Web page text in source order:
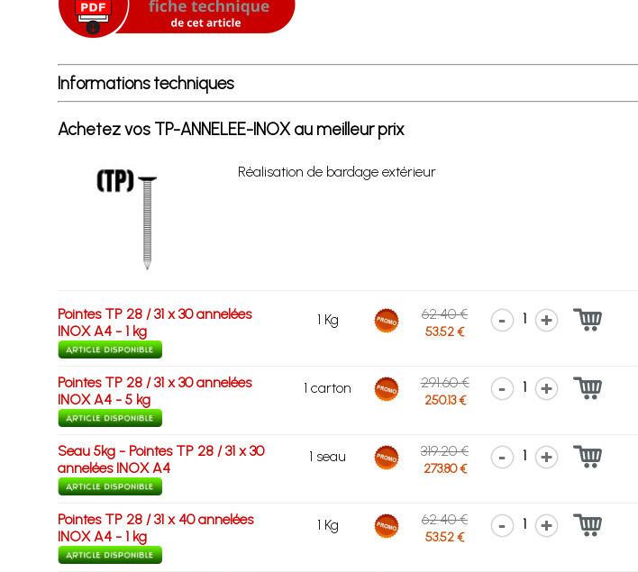
Informations techniques
Achetez vos TP-ANNELEE-INOX au meilleur prix
Réalisation de bardage extérieur
Pointes TP 28 / 31 x 30 annelées
INOX A4 - 1 kg
1 Kg 62.40 €
53.52 €
1
Pointes TP 28 / 31 x 30 annelées
INOX A4 - 5 kg
1 carton 291.60 €
250.13 €
1
Seau 5kg - Pointes TP 28 / 31 x 30
annelées INOX A4
1 seau 319.20 €
273.80 €
1
Pointes TP 28 / 31 x 40 annelées
INOX A4 - 1 kg
1 Kg 62.40 €
53.52 €
1